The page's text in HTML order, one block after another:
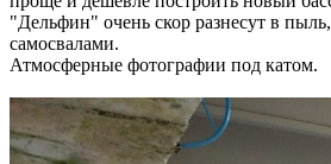
"Дельфин" очень скор разнесут в
самосвалами.
Атмосферные фотографии под катом.